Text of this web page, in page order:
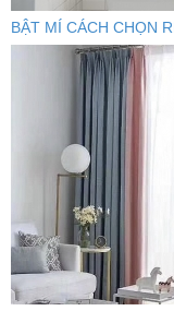
BẬT MÍ CÁCH CHỌN